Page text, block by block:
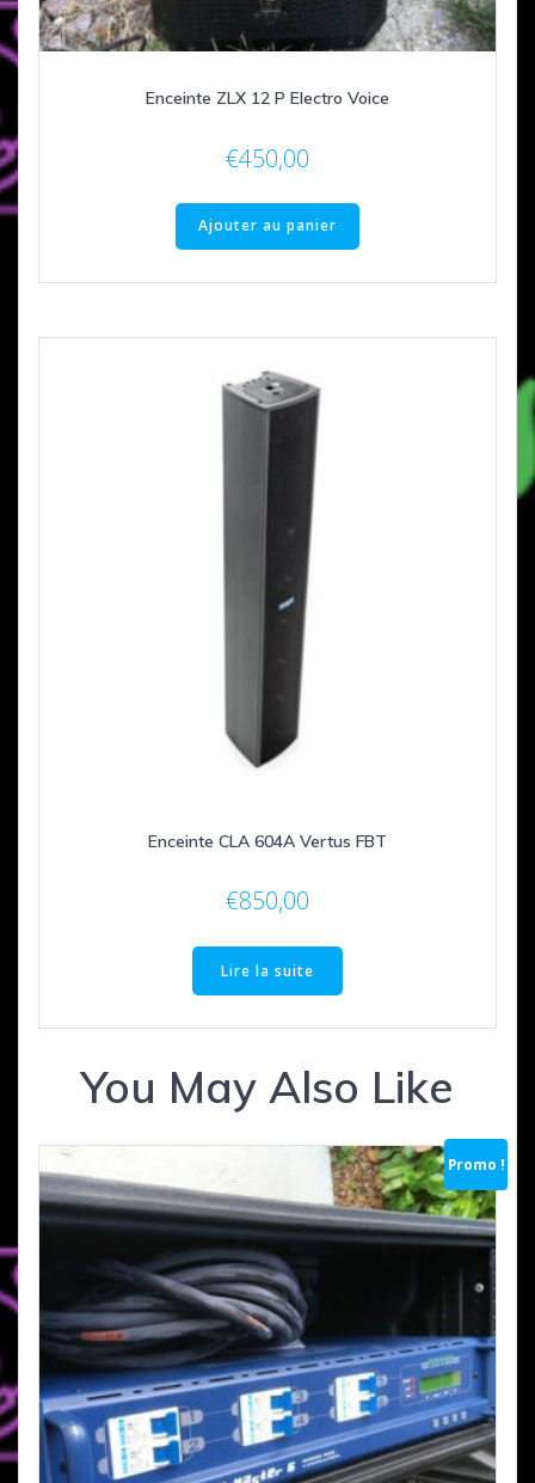
Enceinte ZLX 12 P Electro Voice
€450,00
Ajouter au panier
Enceinte CLA 604A Vertus FBT
€850,00
Lire la suite
You May Also Like
Promo !